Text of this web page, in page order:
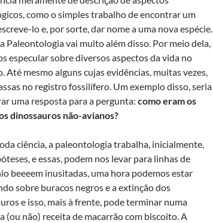
p
m
como o simples trabalho de encontrar um
lo e, por sorte, dar nome a uma nova espécie.
Paleontologia vai muito além disso. Por meio dela,
especular sobre diversos aspectos da vida no
Até mesmo alguns cujas evidências, muitas vezes,
no registro fossilífero. Um exemplo disso, seria
uma resposta para a pergunta: como eram os
dinossauros não-avianos?
ciência, a paleontologia trabalha, inicialmente,
e essas, podem nos levar para linhas de
beeeem inusitadas, uma hora podemos estar
sobre buracos negros e a extinção dos
e isso, mais à frente, pode terminar numa
(ou não) receita de macarrão com biscoito. A